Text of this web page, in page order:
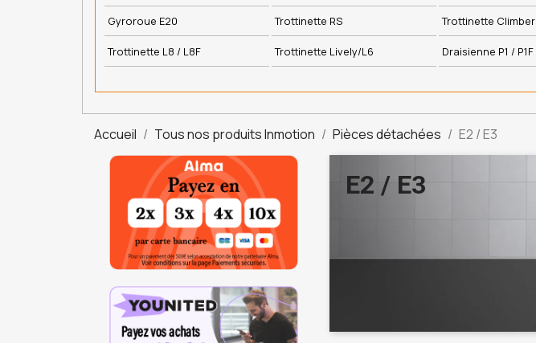
Gyroroue E20 Trottinette RS Trottinette Climber
Trottinette L8 / L8F Trottinette Lively/L6 Draisienne P1 / P1F
Accueil Tous nos produits Inmotion Pièces détachées E2 / E3
E2 / E3